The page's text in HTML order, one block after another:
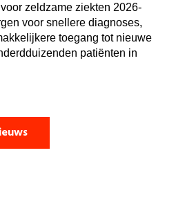
zeldzame ziekten 2026-
voor snellere diagnoses,
toegang tot nieuwe
patiënten in